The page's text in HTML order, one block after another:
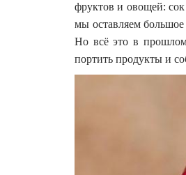
фруктов и овощей: сок
мы оставляем большое
Но всё это в
портить продукты и